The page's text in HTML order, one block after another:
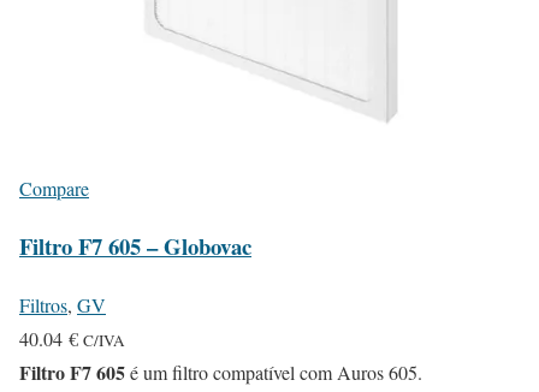
Compare
Filtro F7 605 – Globovac
Filtros, GV
40.04 € C/IVA
Filtro F7 605é um filtro compatível com Auros 605.